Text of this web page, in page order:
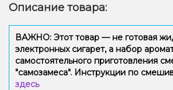
Описание товара:
ВАЖНО: Этот товар — не готовая
электронных сигарет, а набор
самостоятельного приготовления
"самозамеса". Инструкции по
здесь